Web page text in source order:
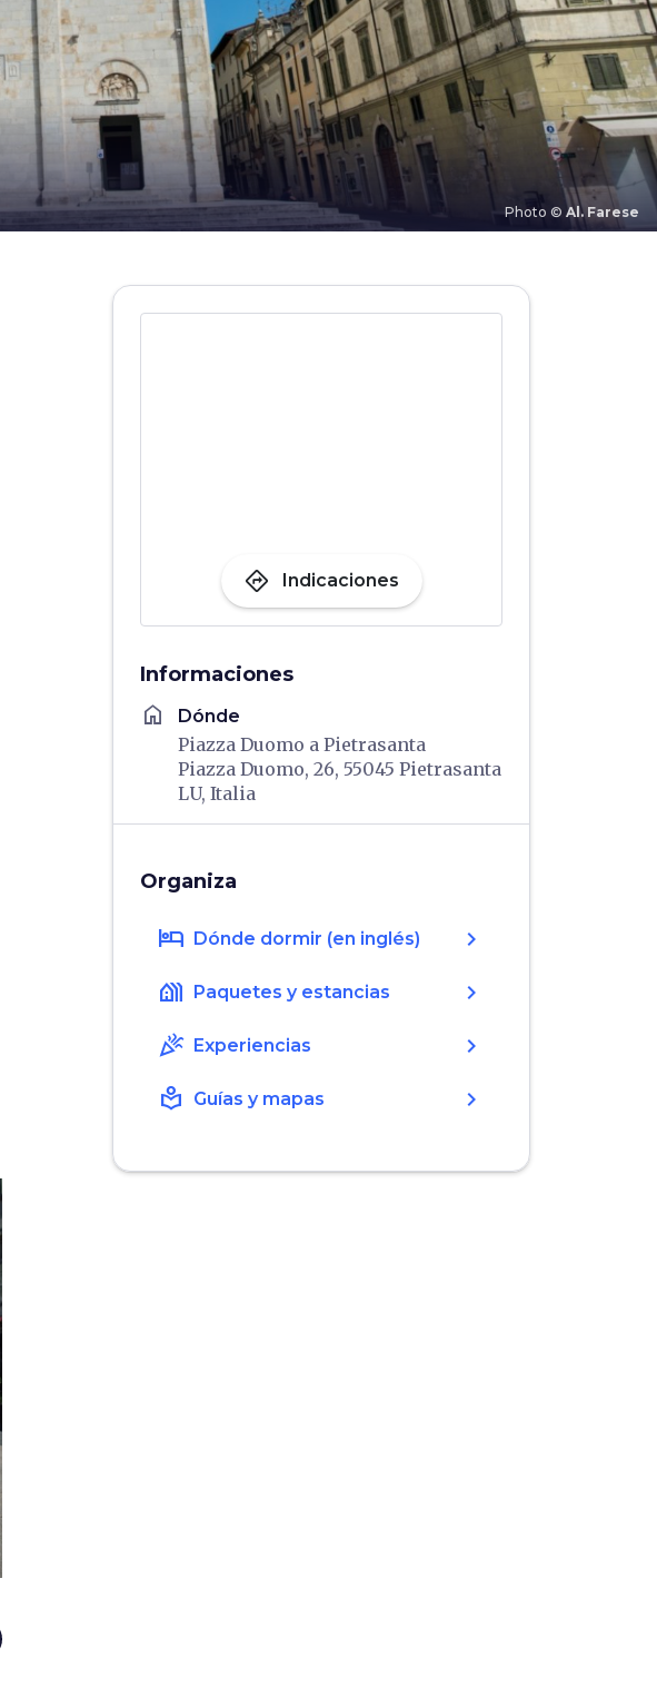
Photo © Al. Farese
directions Indicaciones
Informaciones
home Dónde
Piazza Duomo a Pietrasanta
Piazza Duomo, 26, 55045 Pietrasanta
LU, Italia
Organiza
hotel Dónde dormir (en inglés) chevron_right
holiday_village Paquetes y estancias chevron_right
celebration Experiencias chevron_right
local_library Guías y mapas chevron_right